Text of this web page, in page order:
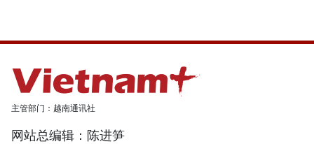
主管部门：越南通讯社
网站总编辑：陈进笋